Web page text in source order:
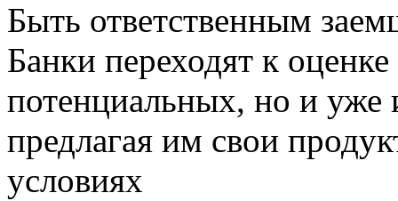
Быть ответственным
Банки переходят к
потенциальных, но и
предлагая им свои
условиях